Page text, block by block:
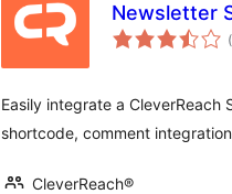
Newsletter
Easily integrate a
shortcode, comment
CleverReach®